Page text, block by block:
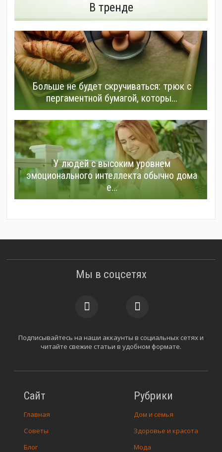
В тренде
Больше не будет скручиваться: трюк с
пергаментной бумагой, которы...
У людей с высоким уровнем
эмоционального интеллекта обычно дома
е...
Сайт
Главная
Советы
Блог
Рубрики
Дом и семья
Здоровье и красота
Мода
Мы в соцсетях
Подписывайтесь на наши аккаунты в социальных сетях и
читайте свежие статьи в удобном формате.